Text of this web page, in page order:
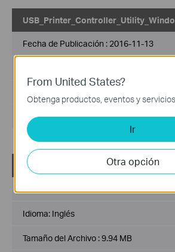
Fecha de Publicación : 2016-11-13
Sistema de Operación : WinXP/Vista/7/
TL-WDR3500_V1_Easy Setup Assistant
Idioma: Inglés
Tamaño del Archivo :9.94 MB
From United States?
Obtenga productos, eventos y servicios
Ir
Otra opción